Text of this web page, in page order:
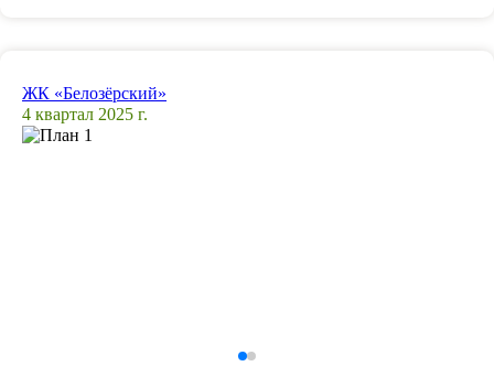
ЖК «Белозёрский»
4 квартал 2025 г.